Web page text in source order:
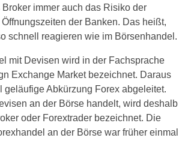
immer auch das Risiko der
der Banken. Das heißt,
schnell reagieren wie im Börsenhandel.
mit Devisen wird in der Fachsprache
Exchange Market bezeichnet. Daraus
geläufige Abkürzung Forex abgeleitet.
an der Börse handelt, wird deshalb
oder Forextrader bezeichnet. Die
an der Börse war früher einmal